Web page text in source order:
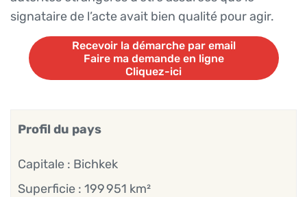
signataire de l’acte avait bien qualité pour agir.
Recevoir la démarche par email
Faire ma demande en ligne
Cliquez-ici
Profil du pays
Capitale : Bichkek
Superficie : 199 951 km²